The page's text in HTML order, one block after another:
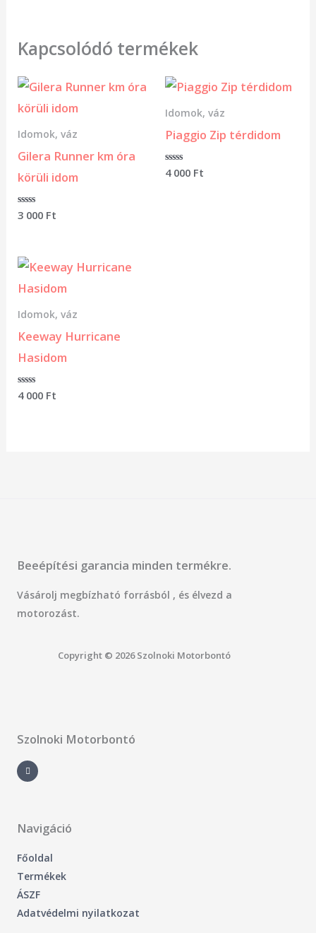
Kapcsolódó termékek
Idomok, váz
Gilera Runner km óra
körüli idom
Értékelés:
3 000 Ft
Idomok, váz
Piaggio Zip térdidom
Értékelés:
4 000 Ft
Idomok, váz
Keeway Hurricane
Hasidom
Értékelés:
4 000 Ft
Beeépítési garancia minden termékre.
Vásárolj megbízható forrásból , és élvezd a
motorozást.
Copyright © 2026 Szolnoki Motorbontó
Szolnoki Motorbontó
a
c
e
-
f
Navigáció
Főoldal
Termékek
ÁSZF
Adatvédelmi nyilatkozat